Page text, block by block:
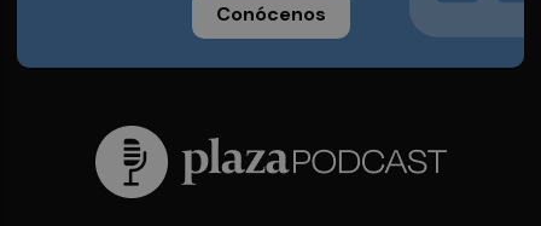
Conócenos